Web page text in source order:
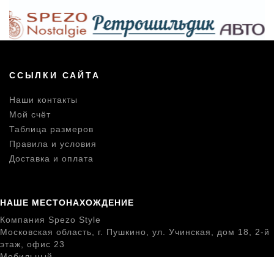
ССЫЛКИ САЙТА
Наши контакты
Мой счёт
Таблица размеров
Правила и условия
Доставка и оплата
НАШЕ МЕСТОНАХОЖДЕНИЕ
Компания Spezo Style
Московская область, г. Пушкино, ул. Учинская, дом 18, 2-й
этаж, офис 23